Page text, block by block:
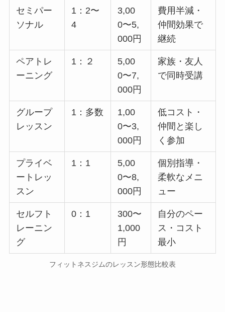
セミパー
ソナル
1：2〜
4
3,00
0〜5,
000円
費用半減・
仲間効果で
継続
ペアトレ
ーニング
1：２
5,00
0〜7,
000円
家族・友人
で同時受講
グループ
レッスン
1：多数
1,00
0〜3,
000円
低コスト・
仲間と楽し
く参加
プライベ
ートレッ
スン
1：1
5,00
0〜8,
000円
個別指導・
柔軟なメニ
ュー
セルフト
レーニン
グ
0：1
300〜
1,000
円
自分のペー
ス・コスト
最小
フィットネスジムのレッスン形態比較表